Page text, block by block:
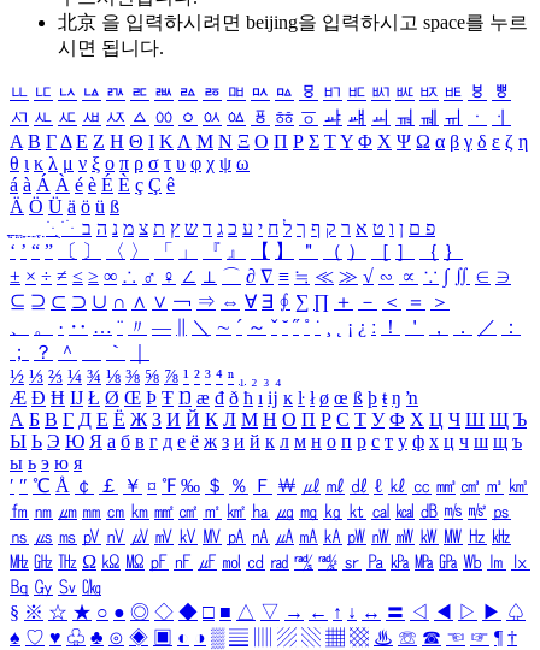
北京 을 입력하시려면 beijing을 입력하시고 space를 누르
시면 됩니다.
ㅥ ㅦ ㅧ ㅨ ㅩ ㅪ ㅫ ㅬ ㅭ ㅮ ㅯ ㅰ ㅱ ㅲ ㅳ ㅴ ㅵ ㅶ ㅷ ㅸ
ㅹ
ㅺ ㅻ ㅼ ㅽ ㅾ ㅿ ㆀ ㆁ ㆂ ㆃ ㆄ ㆅ ㆆ ㆇ ㆈ ㆉ ㆊ ㆋ ㆌ ㆍ
ㆎ
Α Β ΓΔ Ε Ζ Η Θ Ι ΚΛ Μ Ν Ξ Ο Π Ρ Σ ΤΥ Φ Χ Ψ Ω α β γ δ ε ζ η
θ ι κ λ μ ν ξ ο π ρ σ τ υ φ χ ψ ω
á à Á À é è É È ç Ç ê
Ä Ö Ü ä ö ü ß
ִֶֹ ֻּ ׁׂ פ ם ן ו ט א ר ק ף ך ל ח י ע כ ג ד ש ץ ת צ מ נ ה ב
‘ ’ “ ” 〔 〕 〈 〉 「 」 『 』 【 】 ＂ （ ） ［ ］ ｛ ｝
± × ÷ ≠ ≤ ≥ ∞ ∴ ♂ ♀ ∠ ⊥ ⌒ ∂ ∇ ≡ ≒ ≪ ≫ √ ∽ ∝ ∵ ∫ ∬ ∈ ∋
⊆ ⊇ ⊂ ⊃ ∪ ∩ ∧ ∨ ￢ ⇒ ⇔ ∀ ∃ ∮ ∑ ∏ ＋ － ＜ ＝
＞
、
。 · ‥ … ¨ 〃 ― ＼ ∼ ´ ～ ˇ ˘ ˝ ˚ ˙ ¸ ¡ ¿ ː ！ ＇ ， ． ／
：
；
？ ＾ ｀
½ ⅓ ⅔ ¼ ¾ ⅛ ⅜ ⅝ ⅞ ¹ ² ³ ⁴ ⁿ ₁ ₂ ₃ ₄
Æ Ð Ħ Ĳ Ł Ø Œ Þ Ŧ Ŋ æ đ ð ħ ı ĳ ĸ ŀ ł ø œ ß þ ŧ ŋ ŉ
А Б В Г Д Е Ё Ж З И Й К Л М Н О П Р С Т У Ф Х Ц Ч Ш Щ Ъ
Ы Ь Э Ю Я а б в г д е ё ж з и й к л м н о п р с т у ф х ц ч ш щ ъ
ы ь э ю я
′ ″ ℃ Å ￠ ￡ ￥ ¤ ℉ ‰ ＄ ％ Ｆ ￦ ㎕ ㎖ ㎗ ℓ ㎘ ㏄ ㎣ ㎤ ㎥ ㎦
㎙ ㎚ ㎛ ㎜ ㎝ ㎞ ㎟ ㎠ ㎡ ㎢ ㏊ ㎍ ㎎ ㎏ ㏏ ㎈ ㎉ ㏈ ㎧ ㎨ ㎰
㎱ ㎲ ㎳ ㎴ ㎵ ㎶ ㎷ ㎸ ㎹ ㎀ ㎁ ㎂ ㎃ ㎄ ㎺ ㎻ ㎽ ㎾ ㎿ ㎐ ㎑
㎒ ㎓ ㎔ Ω ㏀ ㏁ ㎊ ㎋ ㎌ ㏖ ㏅ ㎭ ㎮ ㎯ ㏛ ㎩ ㎪ ㎫ ㎬ ㏝ ㏐
㏓
㏃ ㏉ ㏜ ㏆
§ ※ ☆ ★ ○ ● ◎ ◇ ◆ □ ■ △ ▽ → ← ↑ ↓ ↔ 〓 ◁ ◀ ▷ ▶ ♤
♠ ♡ ♥ ♧ ♣ ⊙ ◈ ▣ ◐ ◑ ▒ ▤ ▨ ▧ ▦ ▩ ♨ ☏ ☎ ☜ ☞ ¶ †